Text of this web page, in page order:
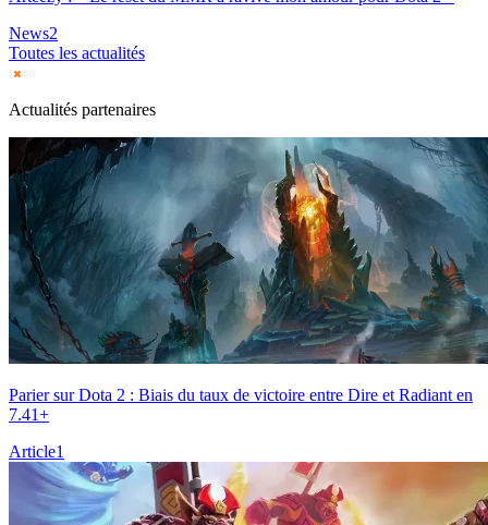
News2
Toutes les actualités
Actualités partenaires
Parier sur Dota 2 : Biais du taux de victoire entre Dire et Radiant en
7.41+
Article1